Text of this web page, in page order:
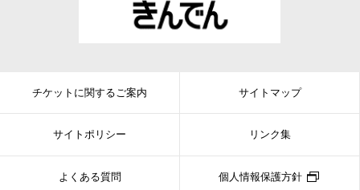
チケットに関するご案内 サイトマップ
サイトポリシー リンク集
よくある質問 個人情報保護方針